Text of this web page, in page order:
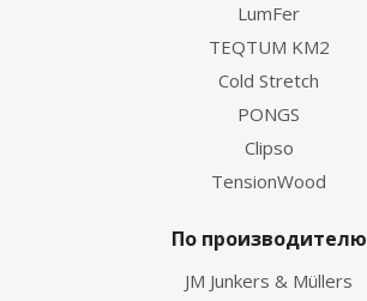
LumFer
TEQTUM KM2
Cold Stretch
PONGS
Clipso
TensionWood
По производителю
JM Junkers & Müllers